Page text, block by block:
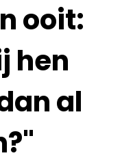
ooit:
hen
al